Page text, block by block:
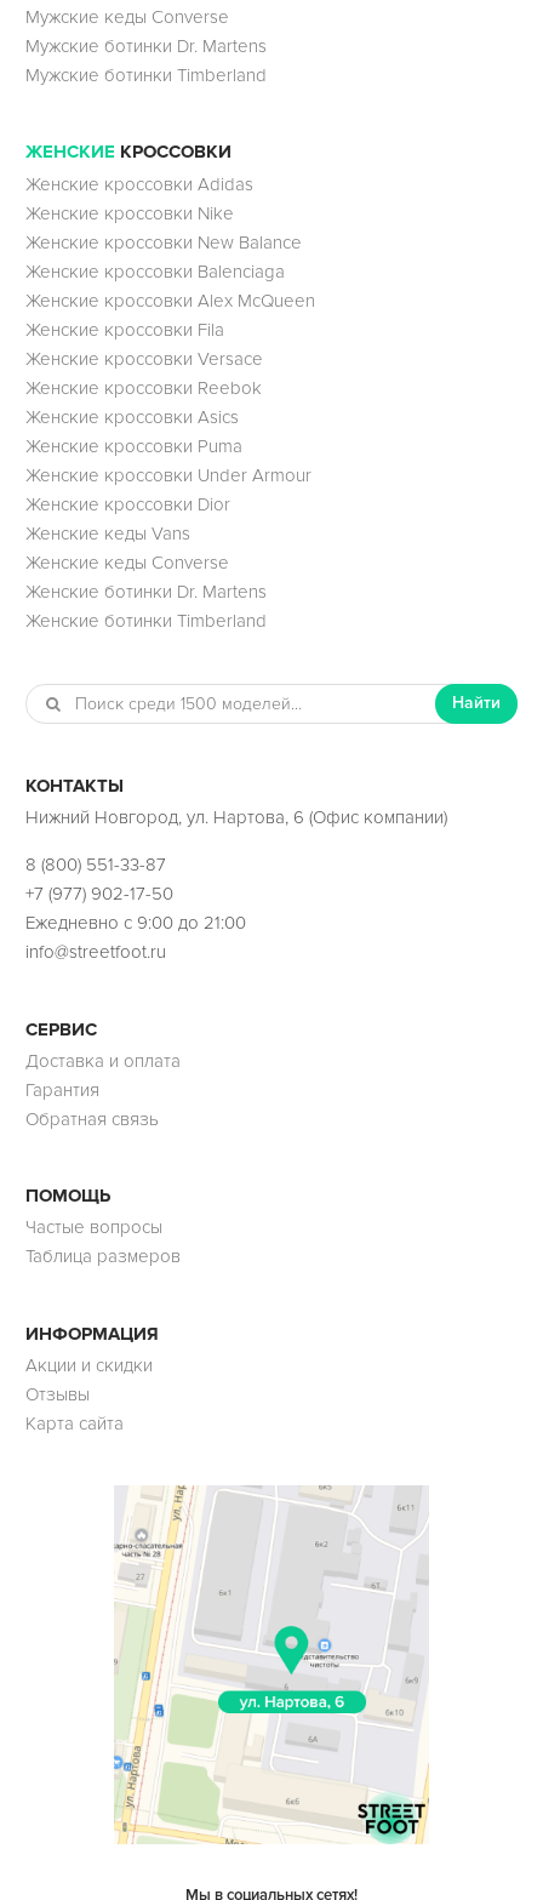
Мужские кеды Converse
Мужские ботинки Dr. Martens
Мужские ботинки Timberland
ЖЕНСКИЕ КРОССОВКИ
Женские кроссовки Adidas
Женские кроссовки Nike
Женские кроссовки New Balance
Женские кроссовки Balenciaga
Женские кроссовки Alex McQueen
Женские кроссовки Fila
Женские кроссовки Versace
Женские кроссовки Reebok
Женские кроссовки Asics
Женские кроссовки Puma
Женские кроссовки Under Armour
Женские кроссовки Dior
Женские кеды Vans
Женские кеды Converse
Женские ботинки Dr. Martens
Женские ботинки Timberland
Найти
КОНТАКТЫ
Нижний Новгород, ул. Нартова, 6 (Офис компании)
8 (800) 551-33-87
+7 (977) 902-17-50
Ежедневно с 9:00 до 21:00
info@streetfoot.ru
СЕРВИС
Доставка и оплата
Гарантия
Обратная связь
ПОМОЩЬ
Частые вопросы
Таблица размеров
ИНФОРМАЦИЯ
Акции и скидки
Отзывы
Карта сайта
Мы в социальных сетях!